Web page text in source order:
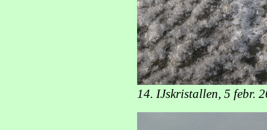
14. IJskristallen, 5 febr.